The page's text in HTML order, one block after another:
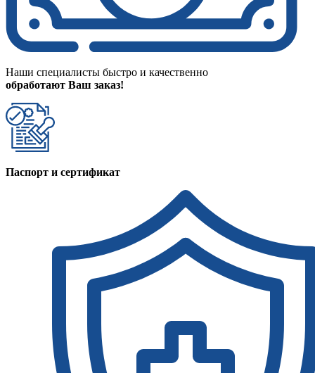
Наши специалисты быстро и качественно
обработают Ваш заказ!
Паспорт и сертификат